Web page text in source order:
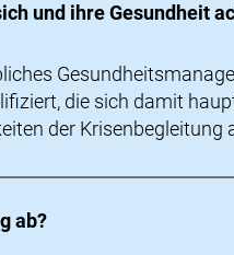
und ihre Gesundheit
die sich damit
der Krisenbegleitung
ab?